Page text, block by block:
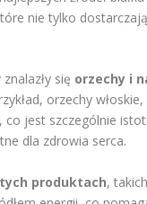
nie tylko
się orzechy i
orzechy
jest szczególnie
dla zdrowia serca.
produktach,